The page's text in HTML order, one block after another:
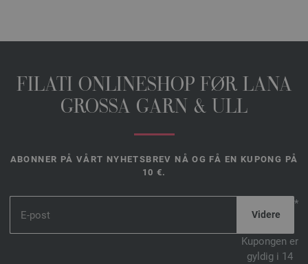
FILATI ONLINESHOP FØR LANA
GROSSA GARN & ULL
ABONNER PÅ VÅRT NYHETSBREV NÅ OG FÅ EN KUPONG PÅ
10 €.
*
Kupongen er
gyldig i 14